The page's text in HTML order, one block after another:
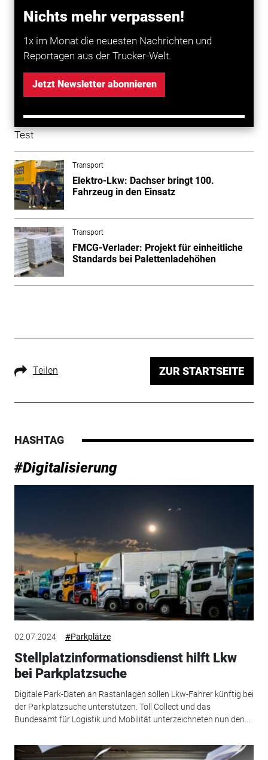
Nichts mehr verpassen!
1x im Monat die neuesten Nachrichten und
Reportagen aus der Trucker-Welt.
Jetzt Newsletter abonnieren
Mehr zum Thema entdecken
Nagel Driver Terminal im Test
Transport
Elektro-Lkw: Dachser bringt 100.
Fahrzeug in den Einsatz
Transport
FMCG-Verlader: Projekt für einheitliche
Standards bei Palettenladehöhen
Teilen ZUR STARTSEITE
HASHTAG
#Digitalisierung
02.07.2024 #Parkplätze
Stellplatzinformationsdienst hilft Lkw
bei Parkplatzsuche
Digitale Park-Daten an Rastanlagen sollen Lkw-Fahrer künftig bei
der Parkplatzsuche unterstützen. Toll Collect und das
Bundesamt für Logistik und Mobilität unterzeichneten nun den...